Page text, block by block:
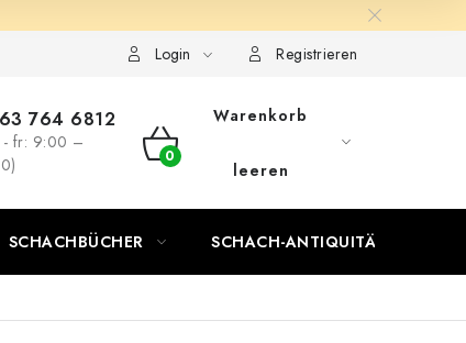
Login Registrieren
764 6812
- fr: 9:00 –
WARENKORB
Warenkorb
leeren
SCHACHBÜCHER SCHACH-ANTIQUITÄTENLADEN